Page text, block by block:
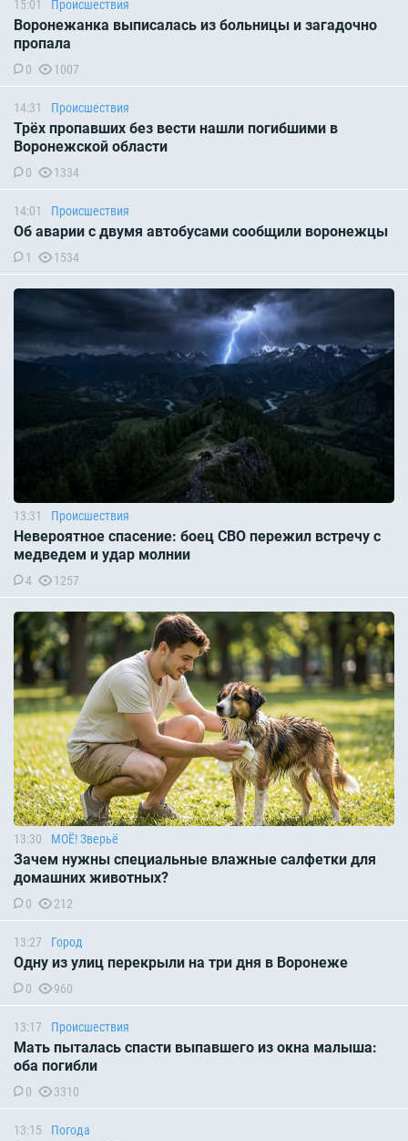
15:01 Происшествия
Воронежанка выписалась из больницы и загадочно
пропала
0 1007
14:31 Происшествия
Трёх пропавших без вести нашли погибшими в
Воронежской области
0 1334
14:01 Происшествия
Об аварии с двумя автобусами сообщили воронежцы
1 1534
13:31 Происшествия
Невероятное спасение: боец СВО пережил встречу с
медведем и удар молнии
4 1257
13:30 МОЁ! Зверьё
Зачем нужны специальные влажные салфетки для
домашних животных?
0 212
13:27 Город
Одну из улиц перекрыли на три дня в Воронеже
0 960
13:17 Происшествия
Мать пыталась спасти выпавшего из окна малыша:
оба погибли
0 3310
13:15 Погода